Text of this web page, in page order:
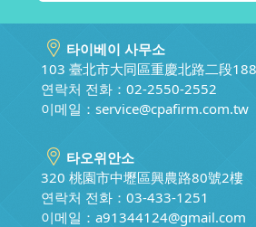
타이베이 사무소
103 臺北市大同區重慶北路二段
연락처 전화：02-2550-2552
이메일： service@cpafirm.com.tw
타오위안소
320 桃園市中壢區興農路80號2樓
연락처 전화：03-433-1251
이메일： a91344124@gmail.com